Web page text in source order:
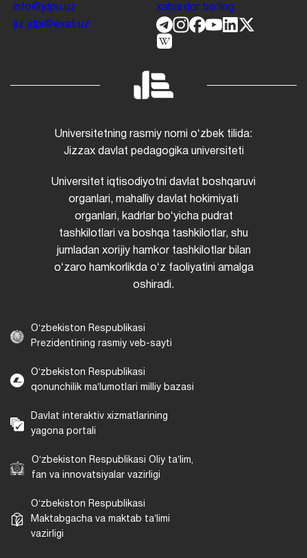
info@jdpu.uz
jiz.jdpi@exat.uz
xabardor boʻling.
Universitetning rasmiy nomi oʻzbek tilida:
Jizzax davlat pedagogika universiteti
Universitet iqtisodiyotni davlat boshqaruvi
organlari, mahalliy davlat hokimiyati
organlari, kadrlar boʻyicha pudrat
tashkilotlari va boshqa tashkilotlar, shu
jumladan xorijiy hamkor tashkilotlar bilan
oʻzaro hamkorlikda oʻz faoliyatini amalga
oshiradi.
Oʻzbekiston Respublikasi
Prezidentining rasmiy veb-sayti
Oʻzbekiston Respublikasi
qonunchilik maʼlumotlari milliy bazasi
Davlat interaktiv xizmatlarining
yagona portali
Oʻzbekiston Respublikasi Oliy taʼlim,
fan va innovatsiyalar vazirligi
Oʻzbekiston Respublikasi
Maktabgacha va maktab taʼlimi
vazirligi